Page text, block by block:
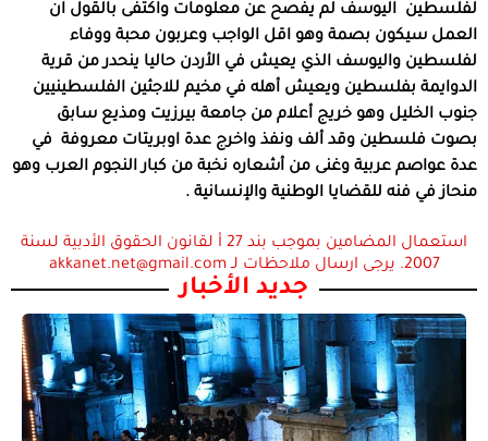
لفلسطين اليوسف لم يفصح عن معلومات واكتفى بالقول ان
العمل سيكون بصمة وهو اقل الواجب وعربون محبة ووفاء
لفلسطين واليوسف الذي يعيش في الأردن حاليا ينحدر من قرية
الدوايمة بفلسطين ويعيش أهله في مخيم للاجئين الفلسطينيين
جنوب الخليل وهو خريج أعلام من جامعة بيرزيت ومذيع سابق
بصوت فلسطين وقد ألف ونفذ واخرج عدة اوبريتات معروفة في
عدة عواصم عربية وغنى من أشعاره نخبة من كبار النجوم العرب وهو
منحاز في فنه للقضايا الوطنية والإنسانية .
استعمال المضامين بموجب بند 27 أ لقانون الحقوق الأدبية لسنة
2007. يرجى ارسال ملاحظات لـ akkanet.net@gmail.com
جديد الأخبار